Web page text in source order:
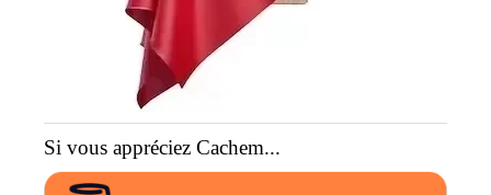
Si vous appréciez Cachem...